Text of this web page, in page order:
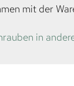
mit der
in